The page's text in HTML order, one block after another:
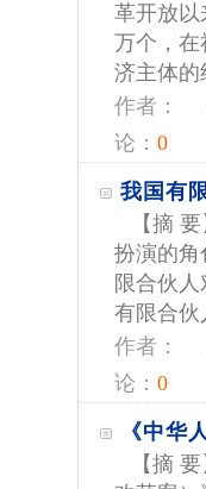
革开放以
万个，在
济主体的
作者：
论： 0
我国有
【摘
扮演的角
限合伙
有限合伙
作者：
论： 0
《中华
【摘